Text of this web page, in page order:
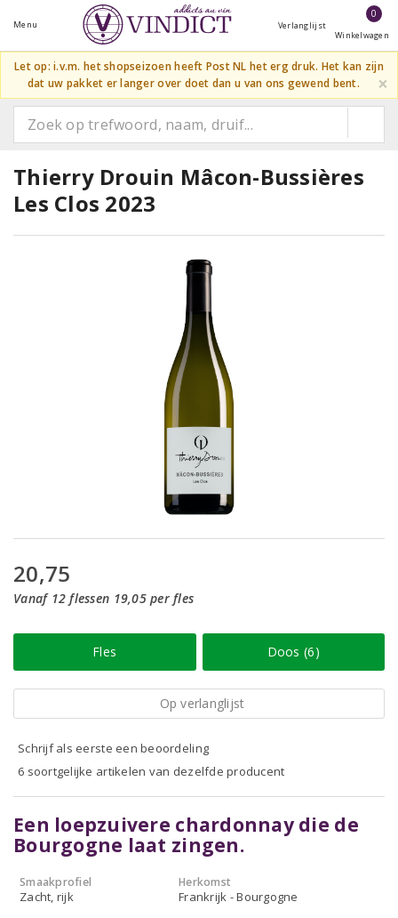
Menu Verlanglijst
0
Winkelwagen
Let op: i.v.m. het shopseizoen heeft Post NL het erg druk. Het kan zijn
dat uw pakket er langer over doet dan u van ons gewend bent.
×
Thierry Drouin Mâcon-Bussières
Les Clos 2023
20,75
Vanaf 12 flessen 19,05 per fles
Fles Doos (6)
Op verlanglijst
Schrijf als eerste een beoordeling
6 soortgelijke artikelen van dezelfde producent
Een loepzuivere chardonnay die de
Bourgogne laat zingen.
Smaakprofiel
Zacht, rijk
Herkomst
Frankrijk - Bourgogne